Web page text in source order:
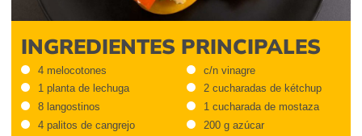
INGREDIENTES PRINCIPALES
4 melocotones
1 planta de lechuga
8 langostinos
4 palitos de cangrejo
c/n vinagre
2 cucharadas de kétchup
1 cucharada de mostaza
200 g azúcar